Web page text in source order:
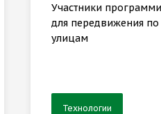
Участники
для передвижения
улицам
Технологии